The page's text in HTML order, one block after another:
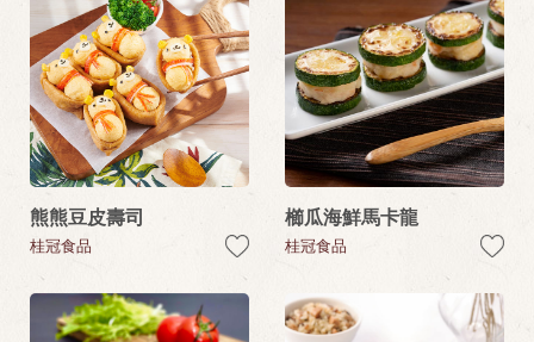
熊熊豆皮壽司
桂冠食品
櫛瓜海鮮馬卡龍
桂冠食品